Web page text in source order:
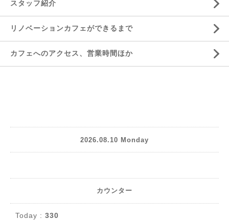
スタッフ紹介
リノベーションカフェができるまで
カフェへのアクセス、営業時間ほか
2026.08.10 Monday
カウンター
Today : 330